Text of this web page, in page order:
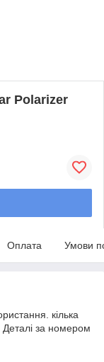
Polarizer
Оплата Умови
кілька
Деталі за номером